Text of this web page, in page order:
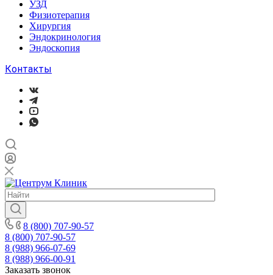
УЗД
Физиотерапия
Хирургия
Эндокринология
Эндоскопия
Контакты
8 (800) 707-90-57
8 (800) 707-90-57
8 (988) 966-07-69
8 (988) 966-00-91
Заказать звонок